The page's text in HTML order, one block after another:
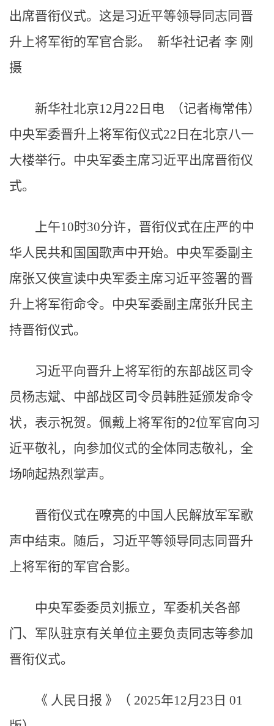
出席晋衔仪式。这是习近平等领导同志同晋
升上将军衔的军官合影。 新华社记者 李 刚
摄
新华社北京12月22日电 （记者梅常伟）
中央军委晋升上将军衔仪式22日在北京八一
大楼举行。中央军委主席习近平出席晋衔仪
式。
上午10时30分许，晋衔仪式在庄严的中
华人民共和国国歌声中开始。中央军委副主
席张又侠宣读中央军委主席习近平签署的晋
升上将军衔命令。中央军委副主席张升民主
持晋衔仪式。
习近平向晋升上将军衔的东部战区司令
员杨志斌、中部战区司令员韩胜延颁发命令
状，表示祝贺。佩戴上将军衔的2位军官向习
近平敬礼，向参加仪式的全体同志敬礼，全
场响起热烈掌声。
晋衔仪式在嘹亮的中国人民解放军军歌
声中结束。随后，习近平等领导同志同晋升
上将军衔的军官合影。
中央军委委员刘振立，军委机关各部
门、军队驻京有关单位主要负责同志等参加
晋衔仪式。
《 人民日报 》（ 2025年12月23日 01